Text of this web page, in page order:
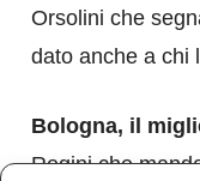
Orsolini che
dato anche a chi
Bologna, il
Regini che